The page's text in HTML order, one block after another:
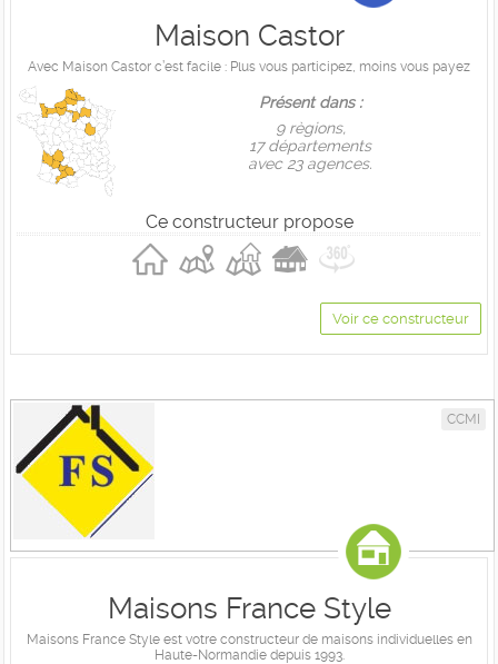
Maison Castor
Avec Maison Castor c’est facile : Plus vous participez, moins vous payez
Présent dans :
9 règions,
17 départements
avec 23 agences.
Ce constructeur propose
Voir ce constructeur
CCMI
Maisons France Style
Maisons France Style est votre constructeur de maisons individuelles en
Haute-Normandie depuis 1993.